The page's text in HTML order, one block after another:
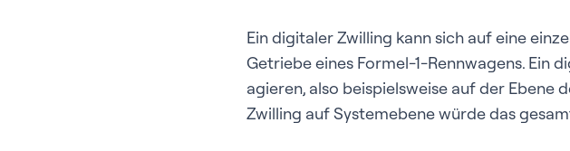
Ein digitaler Zwilling kann sich auf eine
Getriebe eines Formel-1-Rennwagens. Ein
agieren, also beispielsweise auf der Ebene
Zwilling auf Systemebene würde das